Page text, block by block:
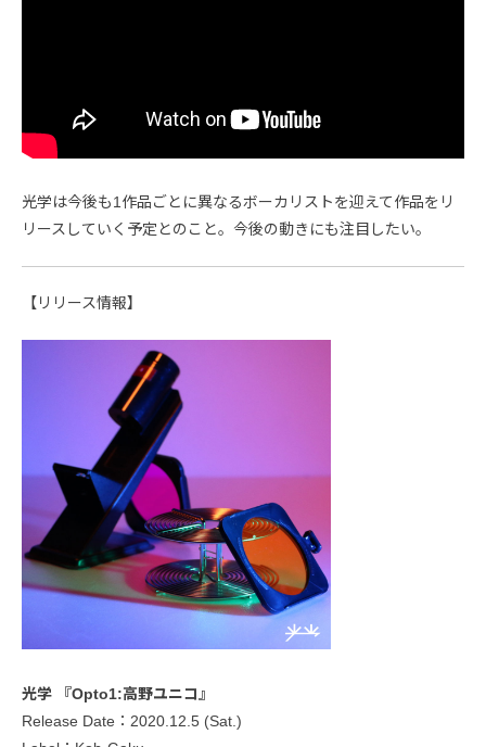
光学は今後も1作品ごとに異なるボーカリストを迎えて作品をリ
リースしていく予定とのこと。今後の動きにも注目したい。
【リリース情報】
光学 『Opto1:高野ユニコ』
Release Date：2020.12.5 (Sat.)